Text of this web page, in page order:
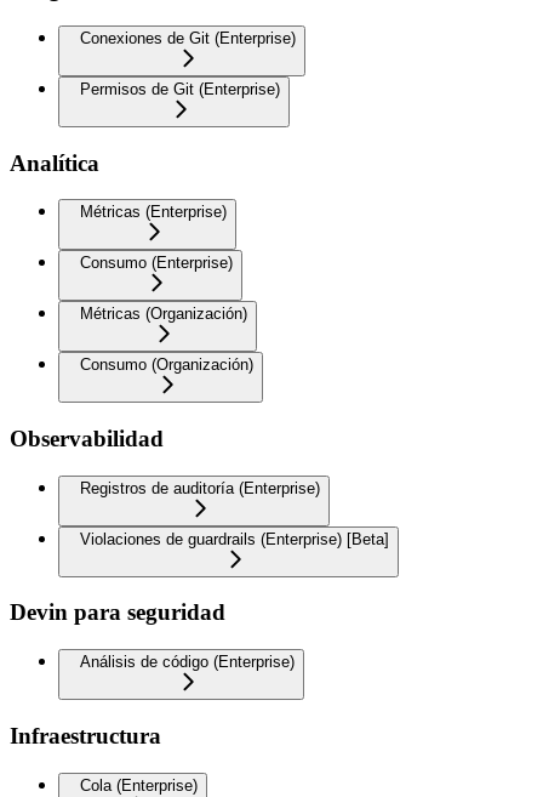
Conexiones de Git (Enterprise)
Permisos de Git (Enterprise)
Analítica
Métricas (Enterprise)
Consumo (Enterprise)
Métricas (Organización)
Consumo (Organización)
Observabilidad
Registros de auditoría (Enterprise)
Violaciones de guardrails (Enterprise) [Beta]
Devin para seguridad
Análisis de código (Enterprise)
Infraestructura
Cola (Enterprise)